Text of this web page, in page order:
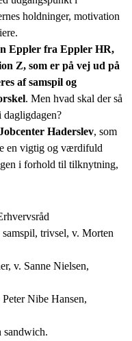
holdninger, motivation
Eppler fra Eppler HR,
Z, som er på vej ud på
af samspil og
. Men hvad skal der så
Haderslev, som
en vigtig og værdifuld
i forhold til tilknytning,
trivsel, v. Morten
v. Sanne Nielsen,
Nibe Hansen,